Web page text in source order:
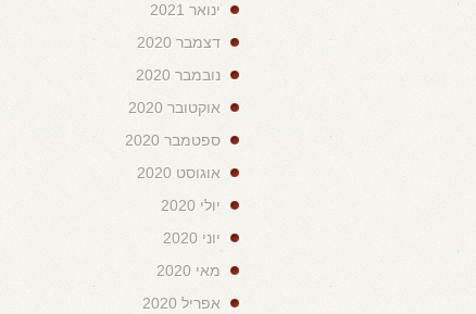
ינואר 2021
דצמבר 2020
נובמבר 2020
אוקטובר 2020
ספטמבר 2020
אוגוסט 2020
יולי 2020
יוני 2020
מאי 2020
אפריל 2020